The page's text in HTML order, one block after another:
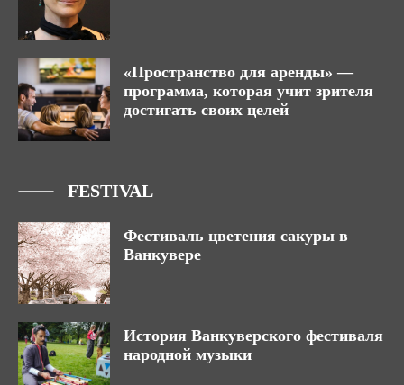
«Пространство для аренды» —
программа, которая учит зрителя
достигать своих целей
FESTIVAL
Фестиваль цветения сакуры в
Ванкувере
История Ванкуверского фестиваля
народной музыки